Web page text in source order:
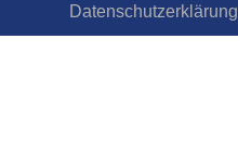
Datenschutzerklärung